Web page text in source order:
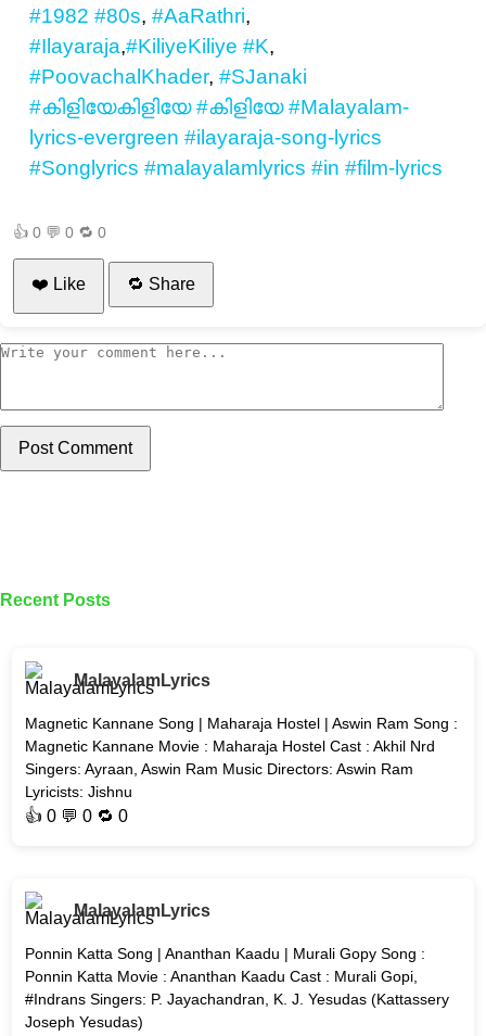
#1982 #80s, #AaRathri,
#Ilayaraja,#KiliyeKiliye #K,
#PoovachalKhader, #SJanaki
#കിളിയേകിളിയേ #കിളിയേ #Malayalam-
lyrics-evergreen #ilayaraja-song-lyrics
#Songlyrics #malayalamlyrics #in #film-lyrics
👍 0 💬 0 🔁 0
❤️ Like 🔁 Share
Post Comment
Recent Posts
MalayalamLyrics
Magnetic Kannane Song | Maharaja Hostel | Aswin Ram Song :
Magnetic Kannane Movie : Maharaja Hostel Cast : Akhil Nrd
Singers: Ayraan, Aswin Ram Music Directors: Aswin Ram
Lyricists: Jishnu
👍0 💬 0 🔁0
MalayalamLyrics
Ponnin Katta Song | Ananthan Kaadu | Murali Gopy Song :
Ponnin Katta Movie : Ananthan Kaadu Cast : Murali Gopi,
#Indrans Singers: P. Jayachandran, K. J. Yesudas (Kattassery
Joseph Yesudas)